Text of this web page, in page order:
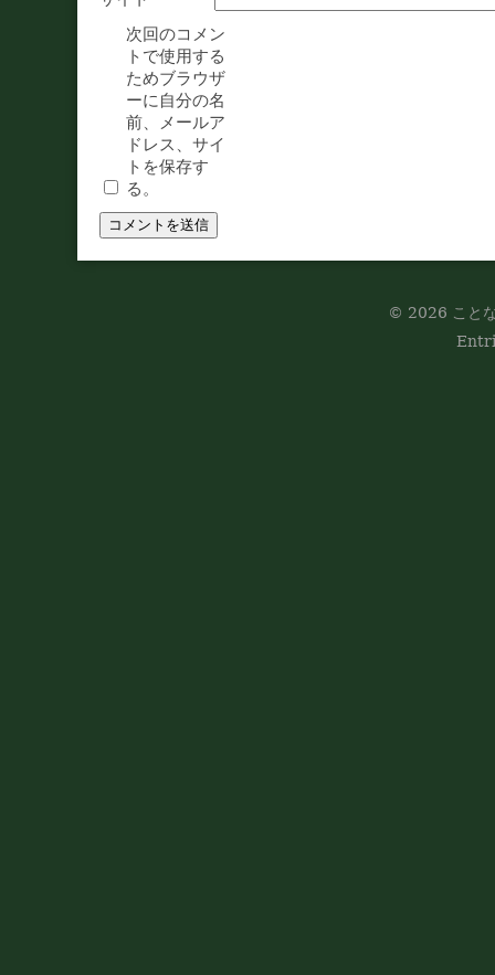
次回のコメン
トで使用する
ためブラウザ
ーに自分の名
前、メールア
ドレス、サイ
トを保存す
る。
© 2026 こと